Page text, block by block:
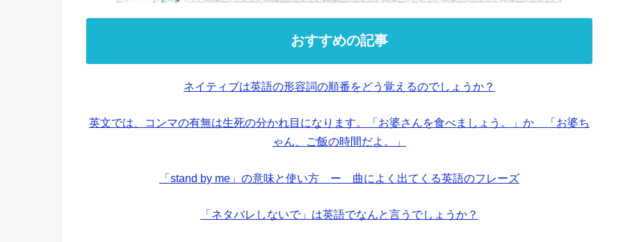
おすすめの記事
ネイティブは英語の形容詞の順番をどう覚えるのでしょうか？
英文では、コンマの有無は生死の分かれ目になります。「お婆さんを食べましょう。」か 「お婆ち
ゃん、ご飯の時間だよ。」
「stand by me」の意味と使い方 ー 曲によく出てくる英語のフレーズ
「ネタバレしないで」は英語でなんと言うでしょうか？